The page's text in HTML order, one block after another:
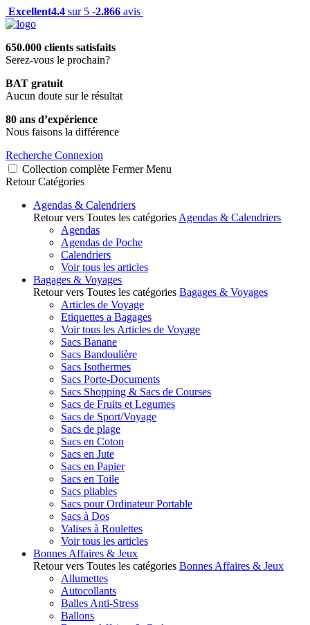
Excellent4.4 sur 5 -2.866 avis
650.000 clients satisfaits
Serez-vous le prochain?
BAT gratuit
Aucun doute sur le résultat
80 ans d’expérience
Nous faisons la différence
Recherche Connexion
Collection complète Fermer Menu
Retour Catégories
Agendas & Calendriers
Retour vers Toutes les catégories Agendas & Calendriers
Agendas
Agendas de Poche
Calendriers
Voir tous les articles
Bagages & Voyages
Retour vers Toutes les catégories Bagages & Voyages
Articles de Voyage
Etiquettes a Bagages
Voir tous les Articles de Voyage
Sacs Banane
Sacs Bandoulière
Sacs Isothermes
Sacs Porte-Documents
Sacs Shopping & Sacs de Courses
Sacs de Fruits et Legumes
Sacs de Sport/Voyage
Sacs de plage
Sacs en Coton
Sacs en Jute
Sacs en Papier
Sacs en Toile
Sacs pliables
Sacs pour Ordinateur Portable
Sacs à Dos
Valises à Roulettes
Voir tous les articles
Bonnes Affaires & Jeux
Retour vers Toutes les catégories Bonnes Affaires & Jeux
Allumettes
Autocollants
Balles Anti-Stress
Ballons